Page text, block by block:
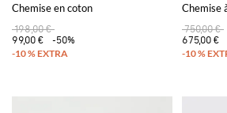
Chemise en coton
198,00 €
99,00 €
-50%
Chemise
750,00 €
675,00 €